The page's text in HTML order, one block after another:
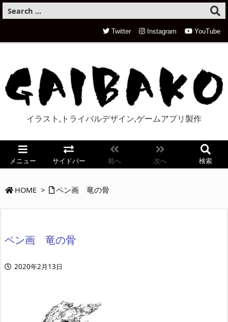
イラスト,トライバルデザイン,ゲームアプリ製作
メニュー サイドバー 前へ 次へ 検索
Twitter Instagram YouTube
HOME > ペン画 竜の骨
ペン画 竜の骨
2020年2月13日